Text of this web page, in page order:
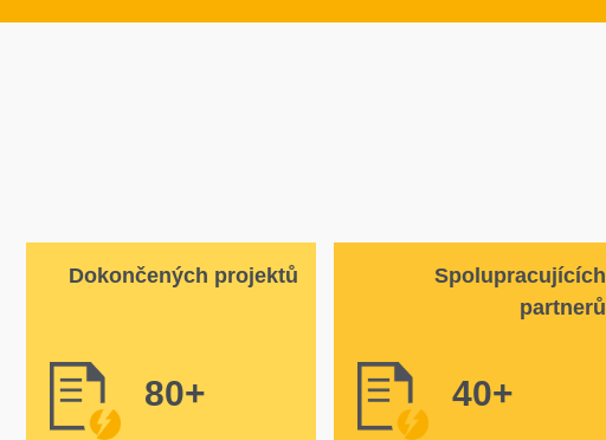
Dokončených projektů
80+
Spolupracujících
partnerů
40+